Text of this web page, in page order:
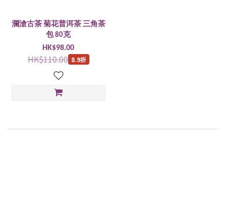
瀾滄古茶 菊花普洱茶 三角茶
包 80克
HK$98.00
HK$110.00 8.9折